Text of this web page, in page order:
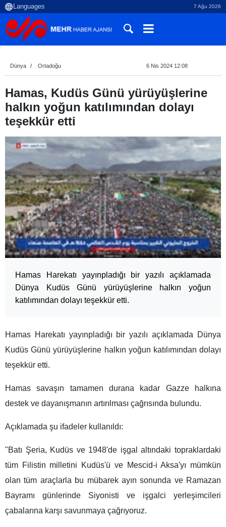
7 Ağu 2026
Dünya Ortadoğu 6 Nis 2024 12:08
Hamas, Kudüs Günü yürüyüşlerine
halkın yoğun katılımından dolayı
teşekkür etti
Hamas Harekatı yayınpladığı bir yazılı açıklamada
Dünya Kudüs Günü yürüyüşlerine halkın yoğun
katılımından dolayı teşekkür etti.
Hamas Harekatı yayınpladığı bir yazılı açıklamada Dünya
Kudüs Günü yürüyüşlerine halkın yoğun katılımından dolayı
teşekkür etti.
Hamas savaşın tamamen durana kadar Gazze halkına
destek ve dayanışmanın artırılması çağrısında bulundu.
Açıklamada şu ifadeler kullanıldı:
"Batı Şeria, Kudüs ve 1948'de işgal altındaki topraklardaki
tüm Filistin milletini Kudüs'ü ve Mescid-i Aksa'yı mümkün
olan tüm araçlarla bu mübarek ayın sonunda ve Ramazan
Bayramı günlerinde Siyonisti ve işgalci yerleşimcileri
çabalarına karşı savunmaya çağrıyoruz.